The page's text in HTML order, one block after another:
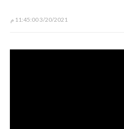
3/20/2021 11:45:00 م